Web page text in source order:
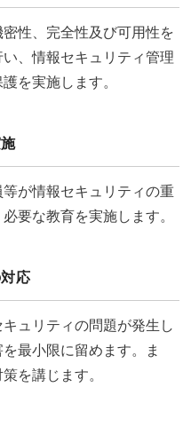
性、完全性及び可用性を
、情報セキュリティ管理
を実施します。
が情報セキュリティの重
要な教育を実施します。
応
ュリティの問題が発生し
最小限に留めます。ま
を講じます。